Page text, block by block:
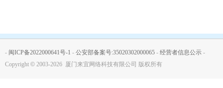
- 闽ICP备2022000641号-1 - 公安部备案号:35020302000065 - 经营者信息公示 -
Copyright © 2003-2026 厦门来宜网络科技有限公司 版权所有